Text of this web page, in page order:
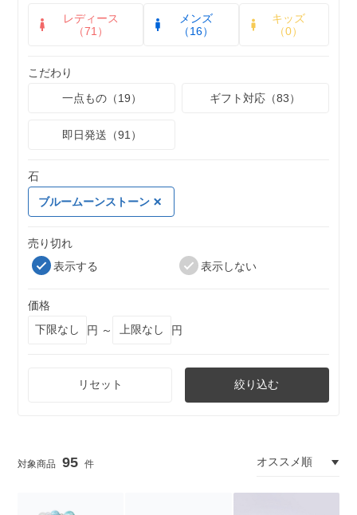
レディース
（71）
メンズ
（16）
キッズ
（0）
こだわり
一点もの（19）
ギフト対応（83）
即日発送（91）
石
ブルームーンストーン
売り切れ
表示する
表示しない
価格
円 ～
円
リセット 絞り込む
95